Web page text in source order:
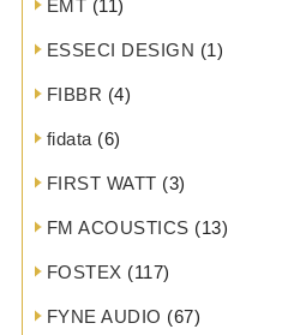
EMT (11)
ESSECI DESIGN (1)
FIBBR (4)
fidata (6)
FIRST WATT (3)
FM ACOUSTICS (13)
FOSTEX (117)
FYNE AUDIO (67)